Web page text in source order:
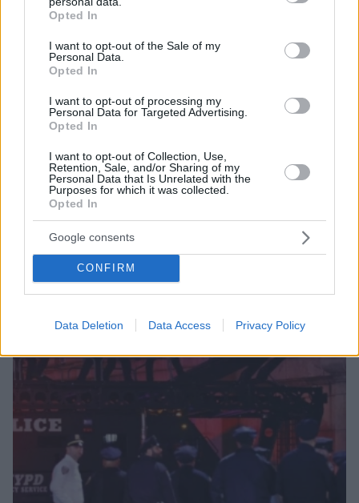
grant or deny consent to Google and its third-party tags to
use your data for below specified purposes in below Google
consent section.
Opted In
I want to opt-out of the Sale of my
Personal Data.
Opted In
I want to opt-out of processing my
Personal Data for Targeted Advertising.
Opted In
I want to opt-out of Collection, Use,
Retention, Sale, and/or Sharing of my
Personal Data that Is Unrelated with the
Purposes for which it was collected.
Opted In
Google consents
CONFIRM
Data Deletion Data Access Privacy Policy
Σχετικά Άρθρα
Ακολουθήστε τοprotothema.gr στο Google News
και μάθετε πρώτοι όλες τις ειδήσεις
Δείτε όλες τις τελευταίεςΕιδήσεις
από την Ελλάδα
και τον Κόσμο, τη στιγμή που συμβαίνουν, στο
Protothema.gr